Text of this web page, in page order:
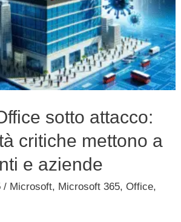
sotto attacco:
critiche mettono a
e aziende
/ Microsoft, Microsoft 365,Office,